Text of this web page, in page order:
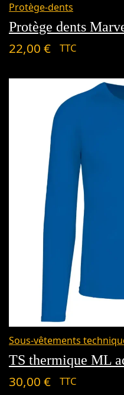
Protège-dents
Protège dents
22,00 € TTC
Sous-vêtements
TS thermique ML
30,00 € TTC